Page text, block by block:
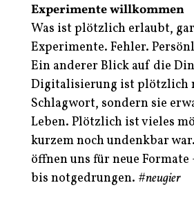
Experimente willkommen
Was ist plötzlich erlaubt,
Experimente. Fehler.
Ein anderer Blick auf die
Digitalisierung ist plötzlich
Schlagwort, sondern sie
Leben. Plötzlich ist vieles
kurzem noch undenkbar
öffnen uns für neue
bis notgedrungen. #neugier